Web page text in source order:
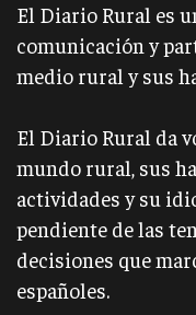
El Diario Rural es
comunicación y
medio rural y sus
El Diario Rural da
mundo rural, sus
actividades y su
pendiente de las
decisiones que
españoles.